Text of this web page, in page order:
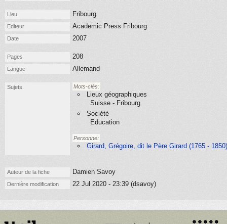
Lieu Fribourg
Editeur Academic Press Fribourg
Date 2007
Pages 208
Langue Allemand
Sujets Mots-clés:
Lieux géographiques
Suisse - Fribourg
Société
Education
Personne:
Girard, Grégoire, dit le Père Girard (1765 - 1850)
Auteur de la fiche Damien Savoy
Dernière modification 22 Jul 2020 - 23:39 (dsavoy)